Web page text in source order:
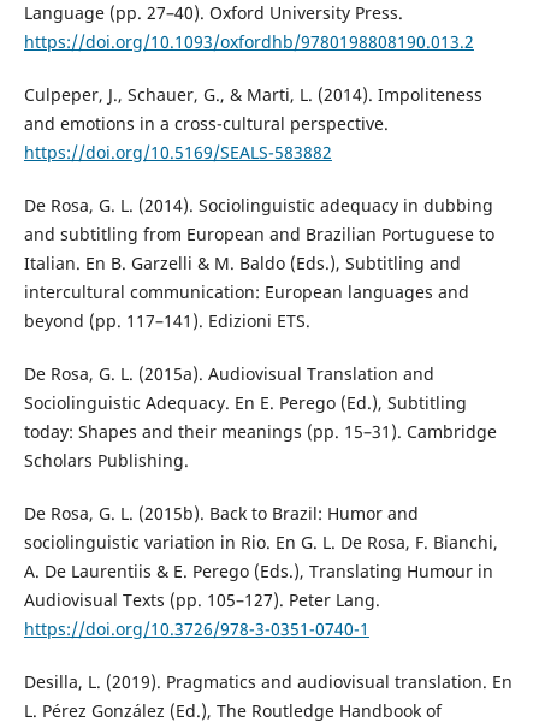
Language (pp. 27–40). Oxford University Press.
https://doi.org/10.1093/oxfordhb/9780198808190.013.2
Culpeper, J., Schauer, G., & Marti, L. (2014). Impoliteness
and emotions in a cross-cultural perspective.
https://doi.org/10.5169/SEALS-583882
De Rosa, G. L. (2014). Sociolinguistic adequacy in dubbing
and subtitling from European and Brazilian Portuguese to
Italian. En B. Garzelli & M. Baldo (Eds.), Subtitling and
intercultural communication: European languages and
beyond (pp. 117–141). Edizioni ETS.
De Rosa, G. L. (2015a). Audiovisual Translation and
Sociolinguistic Adequacy. En E. Perego (Ed.), Subtitling
today: Shapes and their meanings (pp. 15–31). Cambridge
Scholars Publishing.
De Rosa, G. L. (2015b). Back to Brazil: Humor and
sociolinguistic variation in Rio. En G. L. De Rosa, F. Bianchi,
A. De Laurentiis & E. Perego (Eds.), Translating Humour in
Audiovisual Texts (pp. 105–127). Peter Lang.
https://doi.org/10.3726/978-3-0351-0740-1
Desilla, L. (2019). Pragmatics and audiovisual translation. En
L. Pérez González (Ed.), The Routledge Handbook of